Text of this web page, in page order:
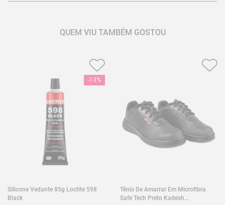
QUEM VIU TAMBÉM GOSTOU
-13%
Silicone Vedante 85g Loctite 598
Black
Tênis De Amarrar Em Microfibra
Safe Tech Preto Kadesh